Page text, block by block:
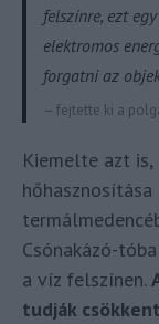
felszínre, ezt
elektromos
forgatni az
– fejtette ki a
Kiemelte azt
Csónakázó-
a víz felszínen.
tudják